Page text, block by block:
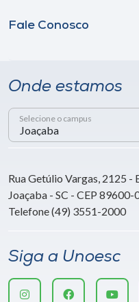
Fale Conosco
Onde estamos
Selecione o campus
Rua Getúlio Vargas, 2125 -
Joaçaba - SC - CEP 89600-
Telefone (49) 3551-2000
Siga a Unoesc